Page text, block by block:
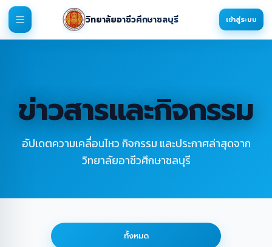
วิทยาลัยอาชีวศึกษาชลบุรี เข้าสู่ระบบ
ข่าวสารและกิจกรรม
อัปเดตความเคลื่อนไหว กิจกรรม และประกาศล่าสุดจาก
วิทยาลัยอาชีวศึกษาชลบุรี
ทั้งหมด